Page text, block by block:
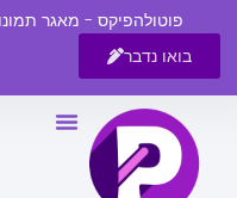
visibility_off השבת את ההבזקים
title סמן כותרות
פוטולהפיקס - מאגר
בואו נדבר